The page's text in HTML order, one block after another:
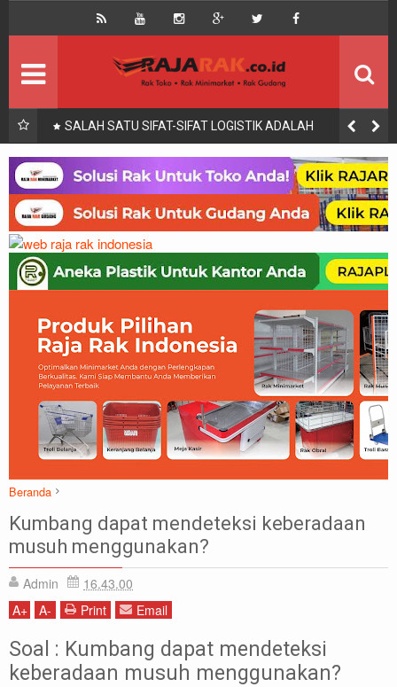
SALAH SATU SIFAT-SIFAT LOGISTIK ADALAH
Beranda
Soal Jawab
Kumbang dapat mendeteksi keberadaan musuh menggunakan?
Kumbang dapat mendeteksi keberadaan
musuh menggunakan?
Admin
16.43.00
A+ A- Print Email
Soal : Kumbang dapat mendeteksi
keberadaan musuh menggunakan?
Beranda
Kontak About Us
Rak Gudang Rak besi/Rak pallet
Rak Minimarket Supermarket
Produk Lain Peralatan Toko Dll
Artikel Retail & Logistik